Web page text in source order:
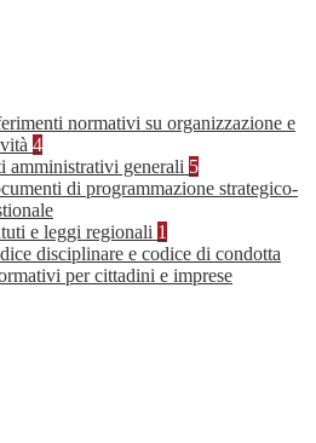
normativi su organizzazione e
4
amministrativi generali 5
di programmazione strategico-
e leggi regionali 1
disciplinare e codice di condotta
per cittadini e imprese